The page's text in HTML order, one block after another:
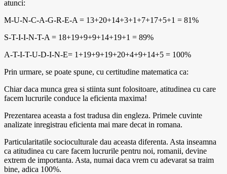
atunci:
M-U-N-C-A-G-R-E-A = 13+20+14+3+1+7+17+5+1 = 81%
S-T-I-I-N-T-A = 18+19+9+9+14+19+1 = 89%
A-T-I-T-U-D-I-N-E= 1+19+9+19+20+4+9+14+5 = 100%
Prin urmare, se poate spune, cu certitudine matematica ca:
Chiar daca munca grea si stiinta sunt folositoare, atitudinea cu care
facem lucrurile conduce la eficienta maxima!
Prezentarea aceasta a fost tradusa din engleza. Primele cuvinte
analizate inregistrau eficienta mai mare decat in romana.
Particularitatile socioculturale dau aceasta diferenta. Asta inseamna
ca atitudinea cu care facem lucrurile pentru noi, romanii, devine
extrem de importanta. Asta, numai daca vrem cu adevarat sa traim
bine, adica 100%.